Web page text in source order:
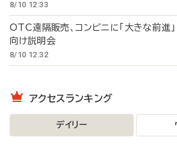
8/10 12:33
OTC遠隔販売、コンビニに「大きな前
向け説明会
8/10 12:32
アクセスランキング
デイリー